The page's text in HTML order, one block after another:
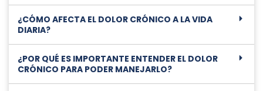
¿CÓMO AFECTA EL DOLOR CRÓNICO A LA VIDA
DIARIA?
¿POR QUÉ ES IMPORTANTE ENTENDER EL DOLOR
CRÓNICO PARA PODER MANEJARLO?